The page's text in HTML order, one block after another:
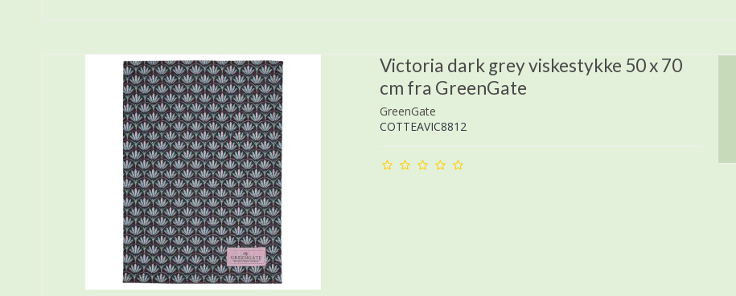
Victoria dark grey viskestykke 50 x 70
cm fra GreenGate
GreenGate
COTTEAVIC8812